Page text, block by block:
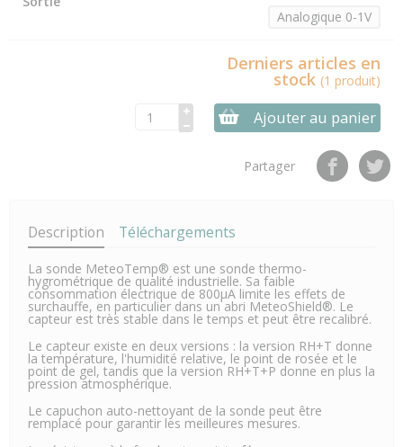
Analogique 0-1V
Derniers articles en
stock (1 produit)
Ajouter au panier
Partager
Description Téléchargements
La sonde MeteoTemp® est une sonde thermo-
hygrométrique de qualité industrielle. Sa faible
consommation électrique de 800µA limite les effets de
surchauffe, en particulier dans un abri MeteoShield®. Le
capteur est très stable dans le temps et peut être recalibré.
Le capteur existe en deux versions : la version RH+T donne
la température, l'humidité relative, le point de rosée et le
point de gel, tandis que la version RH+T+P donne en plus la
pression atmosphérique.
Le capuchon auto-nettoyant de la sonde peut être
remplacé pour garantir les meilleures mesures.